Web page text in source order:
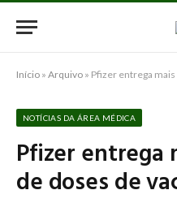
Início » Arquivo » Pfizer entrega mais
NOTÍCIAS DA ÁREA MÉDICA
Pfizer entrega
de doses de